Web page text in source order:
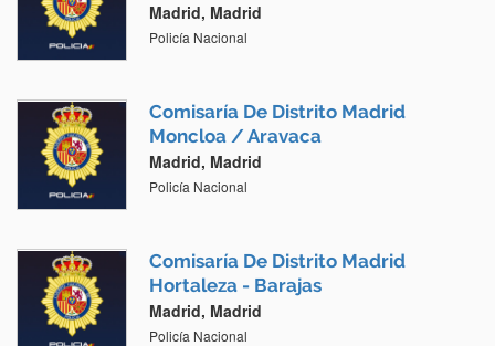
Madrid, Madrid
Policía Nacional
Comisaría De Distrito Madrid
Moncloa / Aravaca
Madrid, Madrid
Policía Nacional
Comisaría De Distrito Madrid
Hortaleza - Barajas
Madrid, Madrid
Policía Nacional